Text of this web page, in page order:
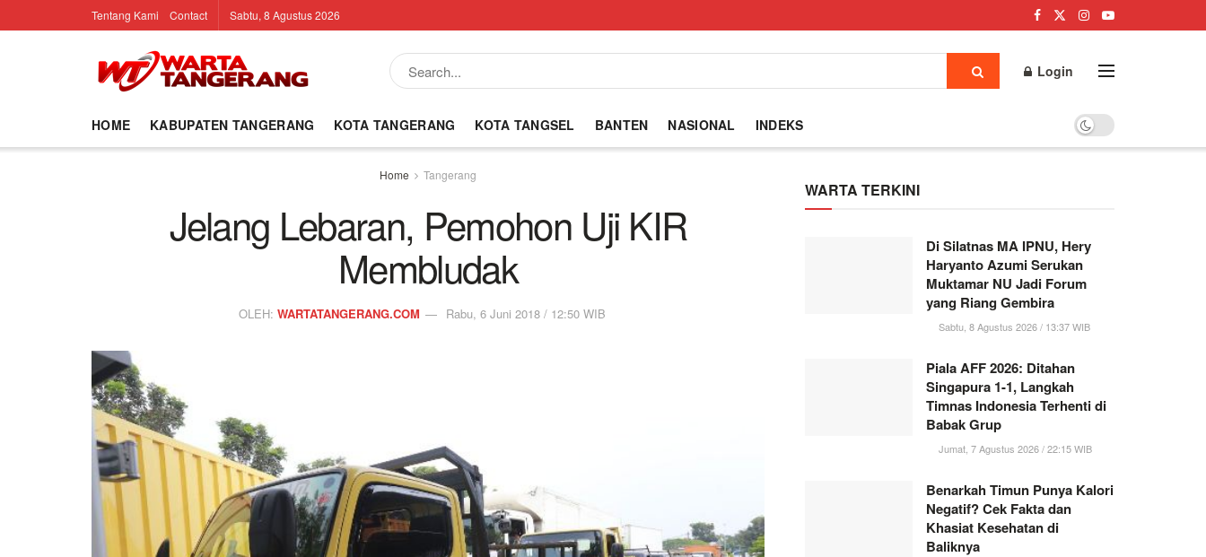
Tentang Kami Contact Sabtu, 8 Agustus 2026
Login
HOME KABUPATEN TANGERANG KOTA TANGERANG KOTA TANGSEL BANTEN NASIONAL INDEKS
Home Tangerang
Jelang Lebaran, Pemohon Uji KIR
Membludak
OLEH: WARTATANGERANG.COM Rabu, 6 Juni 2018 / 12:50 WIB
WARTA TERKINI
Di Silatnas MA IPNU, Hery
Haryanto Azumi Serukan
Muktamar NU Jadi Forum
yang Riang Gembira
Sabtu, 8 Agustus 2026 / 13:37 WIB
Piala AFF 2026: Ditahan
Singapura 1-1, Langkah
Timnas Indonesia Terhenti di
Babak Grup
Jumat, 7 Agustus 2026 / 22:15 WIB
Benarkah Timun Punya Kalori
Negatif? Cek Fakta dan
Khasiat Kesehatan di
Baliknya